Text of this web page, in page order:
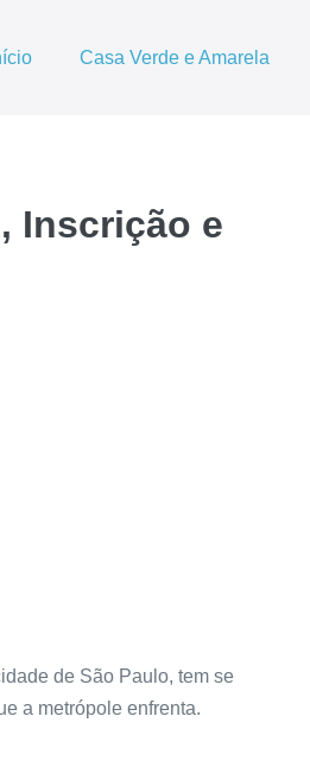
Casa Verde e Amarela
Inscrição e
de São Paulo, tem se
a metrópole enfrenta.